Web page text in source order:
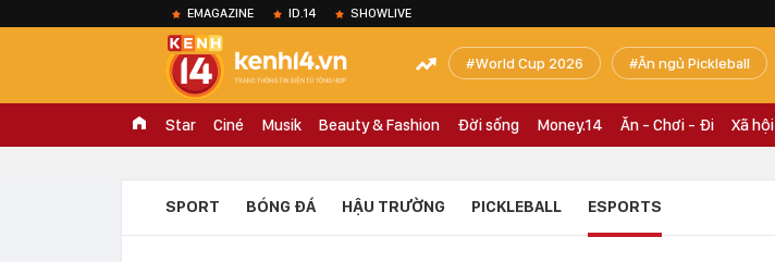
EMAGAZINE ID.14 SHOWLIVE
World Cup 2026 Ăn ngủ Pickleball
Star Ciné Musik Beauty & Fashion Đời sống Money.14 Ăn - Chơi - Đi Xã hội
SPORT BÓNG ĐÁ HẬU TRƯỜNG PICKLEBALL ESPORTS